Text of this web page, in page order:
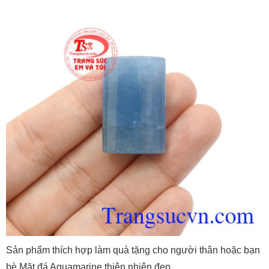
Sản phẩm thích hợp làm quà tặng cho người thân hoặc bạn
bè,Mặt đá Aquamarine thiên nhiên đẹp